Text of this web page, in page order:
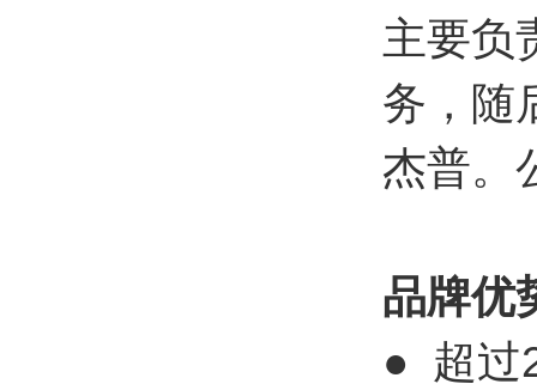
主要负
务，随
杰普。
品牌优
● 超过